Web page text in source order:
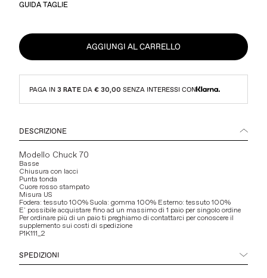
GUIDA TAGLIE
AGGIUNGI AL CARRELLO
PAGA IN 3 RATE DA € 30,00 SENZA INTERESSI CON
DESCRIZIONE
Modello Chuck 70
Basse
Chiusura con lacci
Punta tonda
Cuore rosso stampato
Misura US
Fodera: tessuto 100% Suola: gomma 100% Esterno: tessuto 100%
E' possibile acquistare fino ad un massimo di 1 paio per singolo ordine
Per ordinare più di un paio ti preghiamo di contattarci per conoscere il
supplemento sui costi di spedizione
P1K111_2
SPEDIZIONI